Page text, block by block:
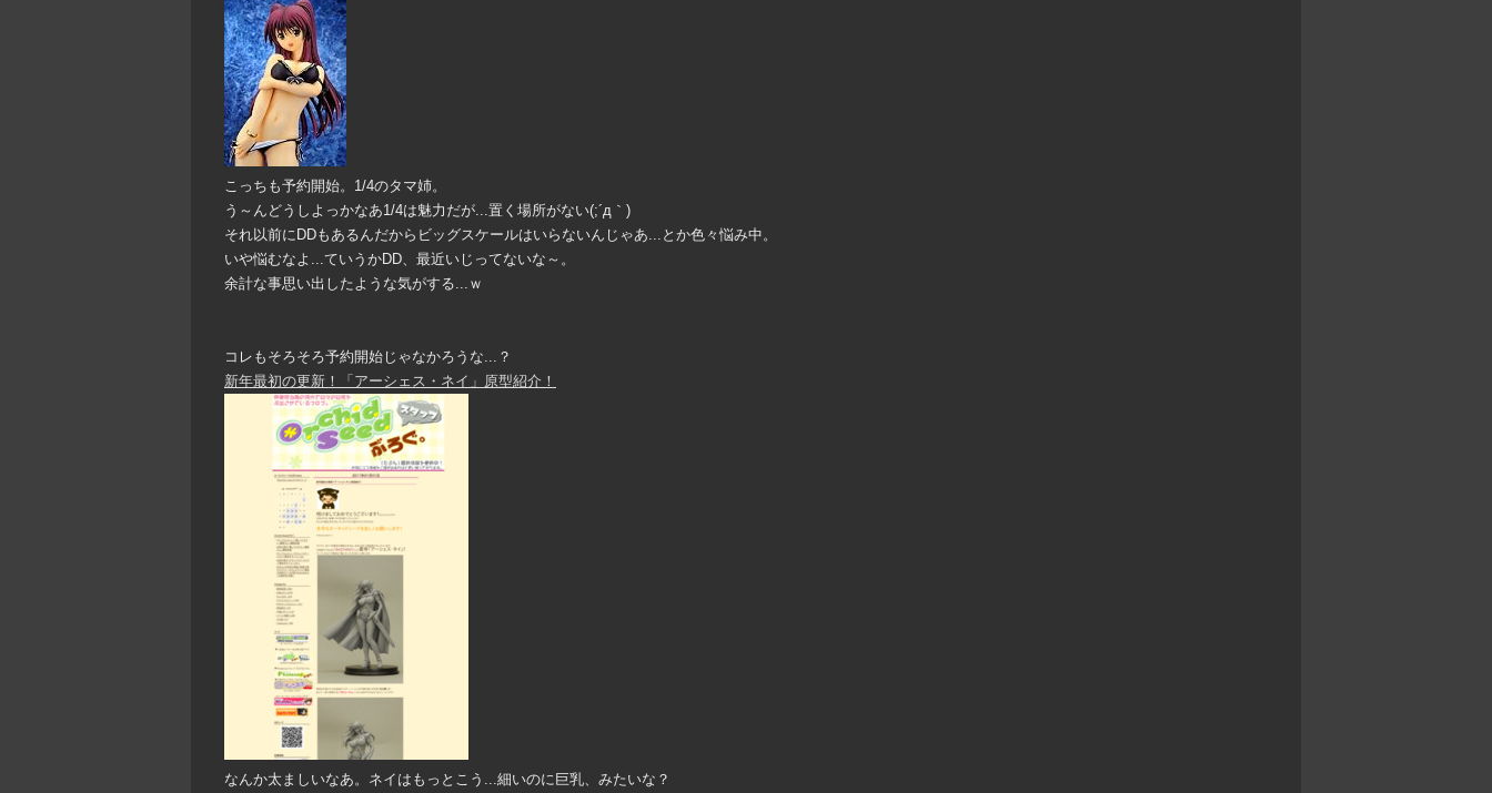
こっちも予約開始。1/4のタマ姉。
う～んどうしよっかなあ1/4は魅力だが...置く場所がない(;´д｀)
それ以前にDDもあるんだからビッグスケールはいらないんじゃあ...とか色々悩み中。
いや悩むなよ...ていうかDD、最近いじってないな～。
余計な事思い出したような気がする...ｗ
コレもそろそろ予約開始じゃなかろうな...？
新年最初の更新！「アーシェス・ネイ」原型紹介！
なんか太ましいなあ。ネイはもっとこう...細いのに巨乳、みたいな？